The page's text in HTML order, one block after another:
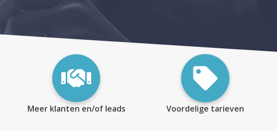
Meer klanten en/of leads Voordelige tarieven